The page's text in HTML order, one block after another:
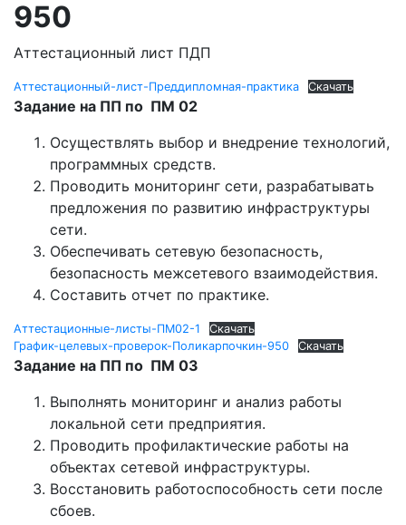
950
Аттестационный лист ПДП
Аттестационный-лист-Преддипломная-практика Скачать
Задание на ПП по ПМ 02
Осуществлять выбор и внедрение технологий,
программных средств.
Проводить мониторинг сети, разрабатывать
предложения по развитию инфраструктуры
сети.
Обеспечивать сетевую безопасность,
безопасность межсетевого взаимодействия.
Составить отчет по практике.
Аттестационные-листы-ПМ02-1
Скачать
График-целевых-проверок-Поликарпочкин-950
Скачать
Задание на ПП по ПМ 03
Выполнять мониторинг и анализ работы
локальной сети предприятия.
Проводить профилактические работы на
объектах сетевой инфраструктуры.
Восстановить работоспособность сети после
сбоев.